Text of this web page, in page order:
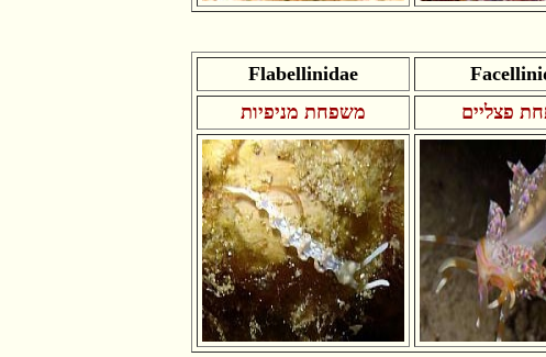
Flabellinidae
משפחת מניפיות
פצליים